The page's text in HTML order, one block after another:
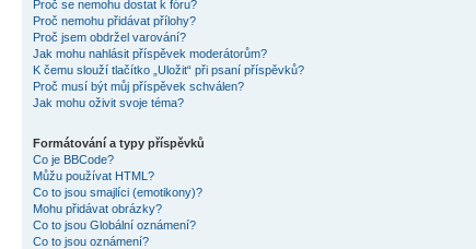
Proč se nemohu dostat k fóru?
Proč nemohu přidávat přílohy?
Proč jsem obdržel varování?
Jak mohu nahlásit příspěvek moderátorům?
K čemu slouží tlačítko „Uložit“ při psaní příspěvků?
Proč musí být můj příspěvek schválen?
Jak mohu oživit svoje téma?
Formátování a typy příspěvků
Co je BBCode?
Můžu používat HTML?
Co to jsou smajlíci (emotikony)?
Mohu přidávat obrázky?
Co to jsou Globální oznámení?
Co to jsou oznámení?